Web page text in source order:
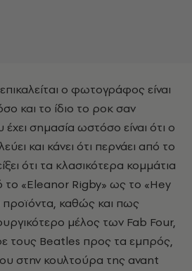
ο φωτογράφος είναι
και το ίδιο το ροκ σαν
σημασία ωστόσο είναι ότι ο
και κάνει ότι περνάει από το
ότι τα κλασικότερα κομμάτια
το «Eleanor Rigby» ως το «Hey
προϊόντα, καθώς και πως
μέλος των Fab Four,
τους Beatles προς τα εμπρός,
στην κουλτούρα της avant